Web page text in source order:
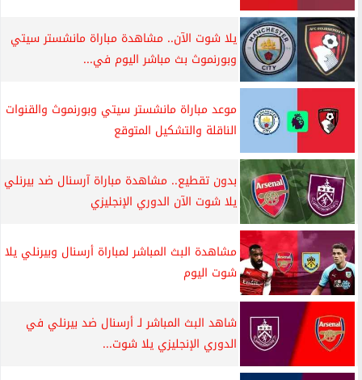
يلا شوت الآن.. مشاهدة مباراة مانشستر سيتي
وبورنموث بث مباشر اليوم في...
موعد مباراة مانشستر سيتي وبورنموث والقنوات
الناقلة والتشكيل المتوقع
بدون تقطيع.. مشاهدة مباراة آرسنال ضد بيرنلي
يلا شوت الآن الدوري الإنجليزي
مشاهدة البث المباشر لمباراة أرسنال وبيرنلي يلا
شوت اليوم
شاهد البث المباشر لـ أرسنال ضد بيرنلي في
الدوري الإنجليزي يلا شوت...